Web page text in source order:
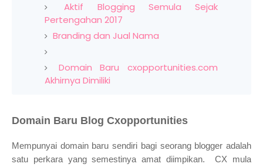
Aktif Blogging Semula Sejak
Pertengahan 2017
Branding dan Jual Nama
Domain Baru cxopportunities.com
Akhirnya Dimiliki
Domain Baru Blog Cxopportunities
Mempunyai domain baru sendiri bagi seorang blogger adalah
satu perkara yang semestinya amat diimpikan. CX mula